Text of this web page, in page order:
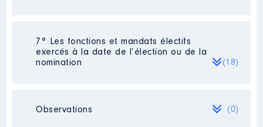
Description : Néant
Organisme: néant
7° Les fonctions et mandats électifs
exercés à la date de l’élection ou de la
nomination
(18)
Observations (0)